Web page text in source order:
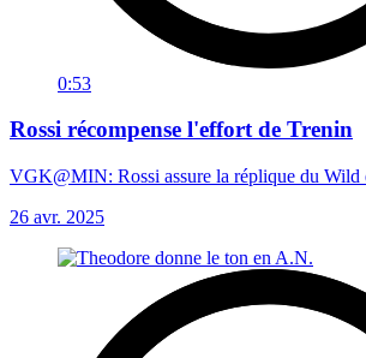
0:53
Rossi récompense l'effort de Trenin
VGK@MIN: Rossi assure la réplique du Wild
26 avr. 2025